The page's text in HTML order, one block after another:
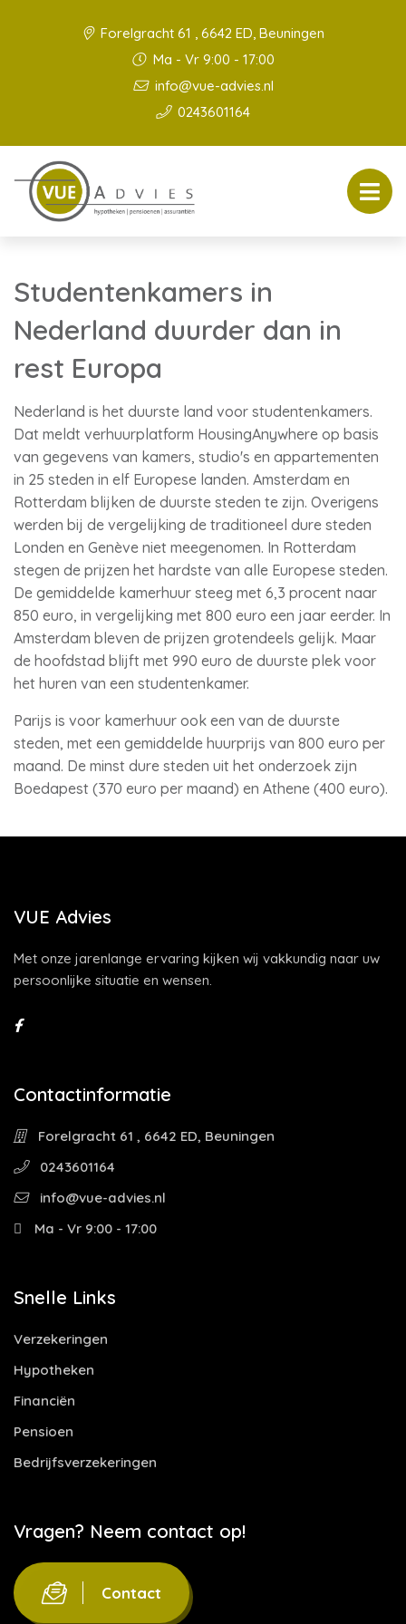
Forelgracht 61 , 6642 ED, Beuningen
Ma - Vr 9:00 - 17:00
info@vue-advies.nl
0243601164
Studentenkamers in
Nederland duurder dan in
rest Europa
Nederland is het duurste land voor studentenkamers.
Dat meldt verhuurplatform HousingAnywhere op basis
van gegevens van kamers, studio's en appartementen
in 25 steden in elf Europese landen. Amsterdam en
Rotterdam blijken de duurste steden te zijn. Overigens
werden bij de vergelijking de traditioneel dure steden
Londen en Genève niet meegenomen. In Rotterdam
stegen de prijzen het hardste van alle Europese steden.
De gemiddelde kamerhuur steeg met 6,3 procent naar
850 euro, in vergelijking met 800 euro een jaar eerder. In
Amsterdam bleven de prijzen grotendeels gelijk. Maar
de hoofdstad blijft met 990 euro de duurste plek voor
het huren van een studentenkamer.
Parijs is voor kamerhuur ook een van de duurste
steden, met een gemiddelde huurprijs van 800 euro per
maand. De minst dure steden uit het onderzoek zijn
Boedapest (370 euro per maand) en Athene (400 euro).
VUE Advies
Met onze jarenlange ervaring kijken wij vakkundig naar uw
persoonlijke situatie en wensen.
Contactinformatie
Forelgracht 61 , 6642 ED, Beuningen
0243601164
info@vue-advies.nl
Ma - Vr 9:00 - 17:00
Snelle Links
Verzekeringen
Hypotheken
Financiën
Pensioen
Bedrijfsverzekeringen
Vragen? Neem contact op!
Contact